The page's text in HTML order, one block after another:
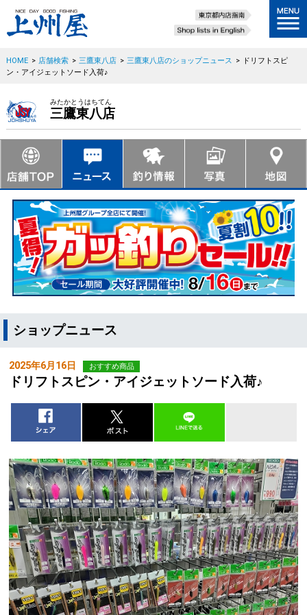
HOME > 店舗検索 > 三鷹東八店 > 三鷹東八店のショップニュース >
ドリフトスピ
ン・アイジェットソード入荷♪
みたかとうはちてん
三鷹東八店
ショップニュース
2025年6月16日 おすすめ商品
ドリフトスピン・アイジェットソード入荷♪